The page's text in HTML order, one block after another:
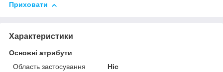
Приховати
Характеристики
Основні атрибути
Область застосування
Ніс